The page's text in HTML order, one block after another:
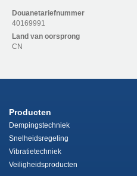
Douanetariefnummer
40169991
Land van oorsprong
CN
Producten
Dempingstechniek
Snelheidsregeling
Vibratietechniek
Veiligheidsproducten